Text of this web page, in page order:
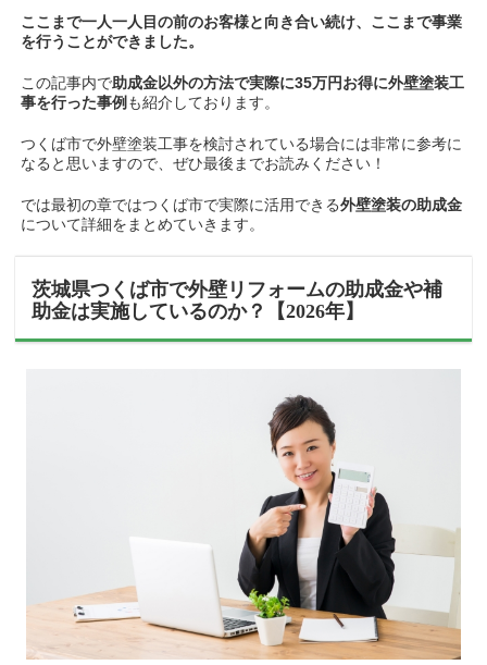
ここまで一人一人目の前のお客様と向き合い続け、ここまで事業
を行うことができました。
この記事内で助成金以外の方法で実際に35万円お得に外壁塗装工
事を行った事例 も紹介しております。
つくば市で外壁塗装工事を検討されている場合には非常に参考に
なると思いますので、ぜひ最後までお読みください！
では最初の章ではつくば市で実際に活用できる外壁塗装の助成金
について詳細をまとめていきます。
茨城県つくば市で外壁リフォームの助成金や補
助金は実施しているのか？【2026年】